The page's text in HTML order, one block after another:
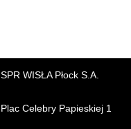
SPR WISŁA Płock S.A.
Plac Celebry Papieskiej 1